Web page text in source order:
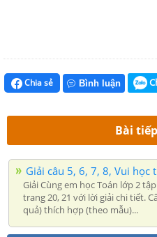
Chia sẻ Bình luận
Bài
Giải câu 5, 6, 7, 8, Vui học
Giải Cùng em học Toán lớp 2
trang 20, 21 với lời giải chi tiết.
quả) thích hợp (theo mẫu)...